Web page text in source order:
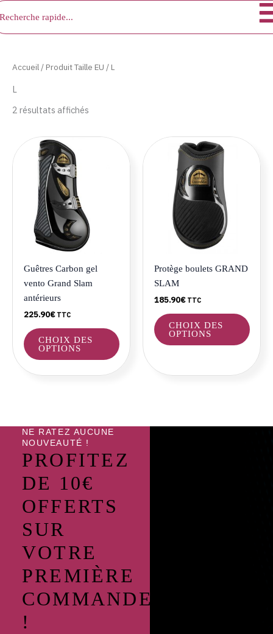
au
contenu
Accueil / Produit Taille EU / L
L
2 résultats affichés
Guêtres Carbon gel
vento Grand Slam
antérieurs
225.90€ TTC
CHOIX DES
OPTIONS
Ce
produit
produit
Protège boulets GRAND
SLAM
185.90€ TTC
CHOIX DES
OPTIONS
Ce
du
NE RATEZ AUCUNE
NOUVEAUTÉ !
PROFITEZ
DE 10€
OFFERTS
SUR
VOTRE
PREMIÈRE
COMMANDE
!